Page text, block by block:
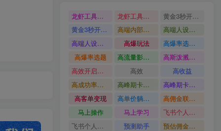
龙虾工具完整部署教学图文视频理财多赛道AI变现 龙虾工具完整部署教学
黄金3秒开头与标题海报玩法六大运营硬核技能高效变现
黄金3秒开头与标题海报玩法
高端内部魔灵召唤挂G打金
高端人设搭建积累客户信任图文剪辑谈单转化实操教学
高端人设搭建积累客户信任
高爆玩法
高爆率选题方法
高爆率选题
高流量影视片
高斯泼溅与游戏化交互课程
高效开启跨境賺钱新通道
高效
高收益
高成功率爆款全流程打法
高峰期卡顿利润被抽干私域直播核心痛点解析
高峰期卡顿利润被抽干
高客单变现
高单价躺賺玩法
高佣金联盟课
马上操作
马上学习
飞书个人版100G注册教程无需额外扩容
飞书个人版100G注册教程
预测助手
预估佣金有2200